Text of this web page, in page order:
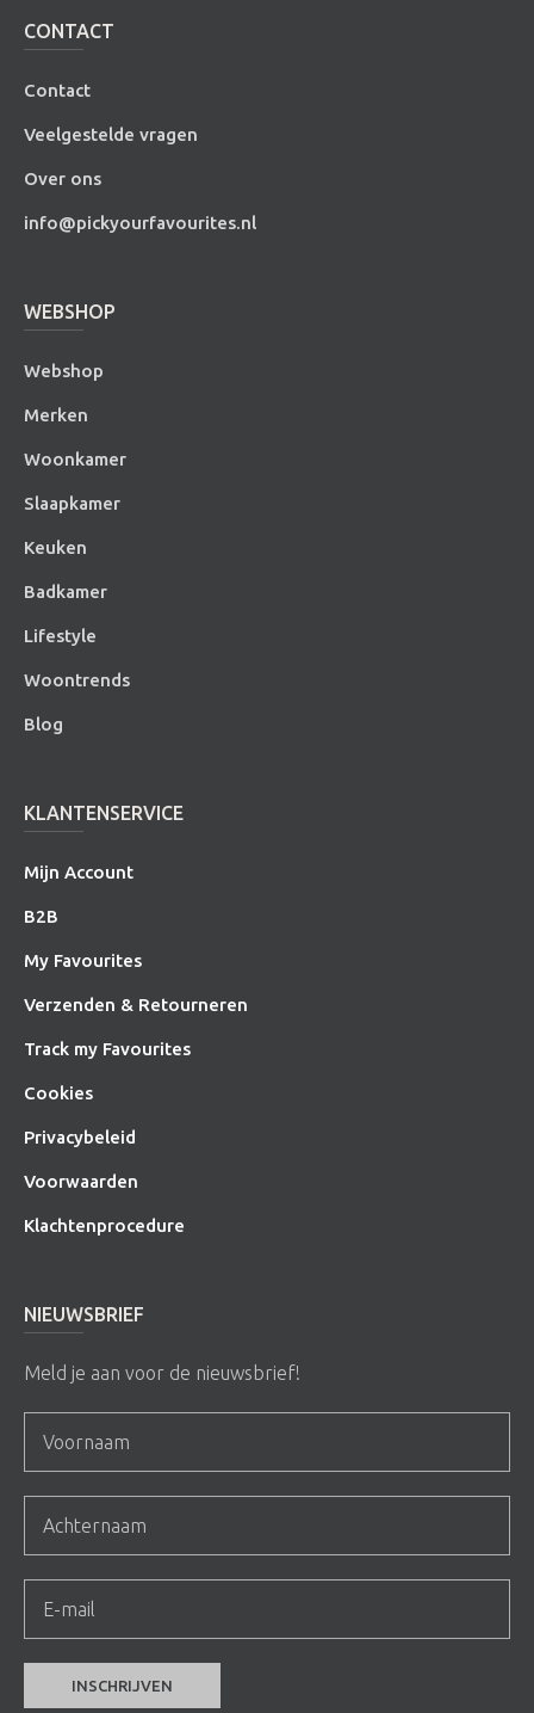
CONTACT
Contact
Veelgestelde vragen
Over ons
info@pickyourfavourites.nl
WEBSHOP
Webshop
Merken
Woonkamer
Slaapkamer
Keuken
Badkamer
Lifestyle
Woontrends
Blog
KLANTENSERVICE
Mijn Account
B2B
My Favourites
Verzenden & Retourneren
Track my Favourites
Cookies
Privacybeleid
Voorwaarden
Klachtenprocedure
NIEUWSBRIEF
Meld je aan voor de nieuwsbrief!